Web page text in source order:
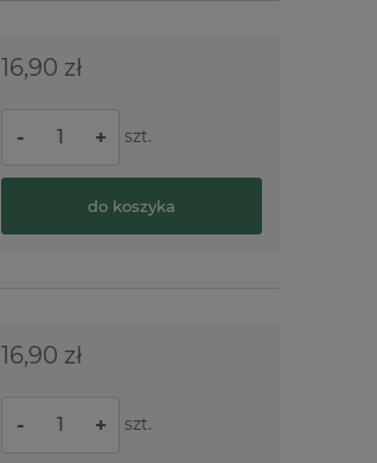
16,90 zł
- + szt.
do koszyka
16,90 zł
- + szt.